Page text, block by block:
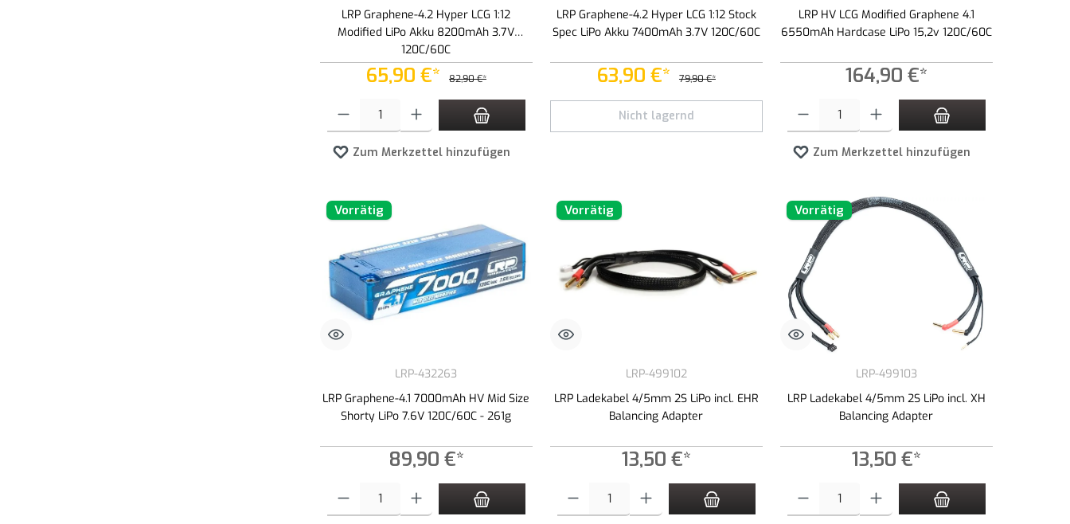
LRP Graphene-4.2 Hyper LCG 1:12
Modified LiPo Akku 8200mAh 3.7V
120C/60C
65,90 €* 82,90 €*
Produkt Anzahl: Gib den gewünschten Wert ein oder benutze die Schaltflächen um die Anzahl zu erhöhen oder zu reduzieren.
Zum Merkzettel hinzufügen
LRP Graphene-4.2 Hyper LCG 1:12 Stock
Spec LiPo Akku 7400mAh 3.7V 120C/60C
63,90 €* 79,90 €*
Nicht lagernd
LRP HV LCG Modified Graphene 4.1
6550mAh Hardcase LiPo 15,2v 120C/60C
164,90 €*
Produkt Anzahl: Gib den gewünschten Wert ein oder benutze
Zum Merkzettel hinzufügen
Vorrätig
LRP-432263
LRP Graphene-4.1 7000mAh HV Mid Size
Shorty LiPo 7.6V 120C/60C - 261g
89,90 €*
Produkt Anzahl: Gib den gewünschten Wert ein oder benutze die Schaltflächen um die Anzahl zu erhöhen oder zu reduzieren.
Vorrätig
LRP-499102
LRP Ladekabel 4/5mm 2S LiPo incl. EHR
Balancing Adapter
13,50 €*
Produkt Anzahl: Gib den gewünschten Wert ein oder benutze die Schaltflächen um die Anzahl zu erhöhen oder zu
Vorrätig
LRP-499103
LRP Ladekabel 4/5mm 2S LiPo incl. XH
Balancing Adapter
13,50 €*
Produkt Anzahl: Gib den gewünschten Wert ein oder benutze